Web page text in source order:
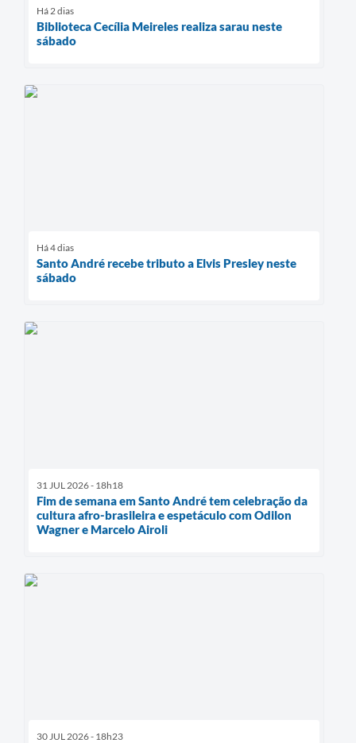
Há 2 dias
Biblioteca Cecília Meireles realiza sarau neste
sábado
Há 4 dias
Santo André recebe tributo a Elvis Presley neste
sábado
31 JUL 2026 - 18h18
Fim de semana em Santo André tem celebração da
cultura afro-brasileira e espetáculo com Odilon
Wagner e Marcelo Airoli
30 JUL 2026 - 18h23